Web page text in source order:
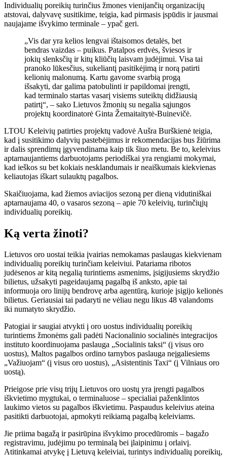
Individualių poreikių turinčius žmones vienijančių organizacijų
atstovai, dalyvavę susitikime, teigia, kad pirmasis įspūdis ir jausmai
naujajame išvykimo terminale – ypač geri.
„Vis dar yra kelios lengvai ištaisomos detalės, bet
bendras vaizdas – puikus. Patalpos erdvės, šviesos ir
jokių slenksčių ir kitų kliūčių laisvam judėjimui. Visa tai
pranoko lūkesčius, sukeliantį pasitikėjimą ir norą patirti
kelionių malonumą. Kartu gavome svarbią progą
išsakyti, dar galima patobulinti ir papildomai įrengti,
kad terminalo startas vasarį visiems suteiktų didžiausią
patirtį“, – sako Lietuvos žmonių su negalia sąjungos
projektų koordinatorė Ginta Žemaitaitytė-Buinevičė.
LTOU Keleivių patirties projektų vadovė Aušra Burškienė teigia,
kad į susitikimo dalyvių pastebėjimus ir rekomendacijas bus žiūrima
ir dalis sprendimų įgyvendinama kaip tik šiuo metu. Be to, keleivius
aptarnaujantiems darbuotojams periodiškai yra rengiami mokymai,
kad ieškos su bet kokiais nesklandumais ir neaiškumais kiekvienas
keliautojas iškart sulauktų pagalbos.
Skaičiuojama, kad žiemos aviacijos sezoną per dieną vidutiniškai
aptarnaujama 40, o vasaros sezoną – apie 70 keleivių, turinčiųjų
individualių poreikių.
Ką verta žinoti?
Lietuvos oro uostai teikia įvairias nemokamas paslaugas kiekvienam
individualių poreikių turinčiam keleiviui. Patariama ribotos
judėsenos ar kitą negalią turintiems asmenims, įsigijusiems skrydžio
bilietus, užsakyti pageidaujamą pagalbą iš anksto, apie tai
informuoja oro linijų bendrovę arba agentūrą, kurioje įsigijo kelionės
bilietus. Geriausiai tai padaryti ne vėliau negu likus 48 valandoms
iki numatyto skrydžio.
Patogiai ir saugiai atvykti į oro uostus individualių poreikių
turintiems žmonėms gali padėti Nacionalinio socialinės integracijos
instituto koordinuojama paslauga „Socialinis taksi“ (į visus oro
uostus), Maltos pagalbos ordino tarnybos paslauga neįgaliesiems
„Važiuojam“ (į visus oro uostus), „Asistentinis Taxi“ (į Vilniaus oro
uostą).
Prieigose prie visų trijų Lietuvos oro uostų yra įrengti pagalbos
iškvietimo mygtukai, o terminaluose – specialiai paženklintos
laukimo vietos su pagalbos iškvietimu. Paspaudus keleivius ateina
pasitikti darbuotojai, apmokyti reikiamą pagalbą keleiviams.
Jie priima bagažą ir pasirūpina išvykimo procedūromis – bagažo
registravimu, judėjimu po terminalą bei įlaipinimu į orlaivį.
Atitinkamai atvykę į Lietuvą keleiviai, turintys individualių poreikių,